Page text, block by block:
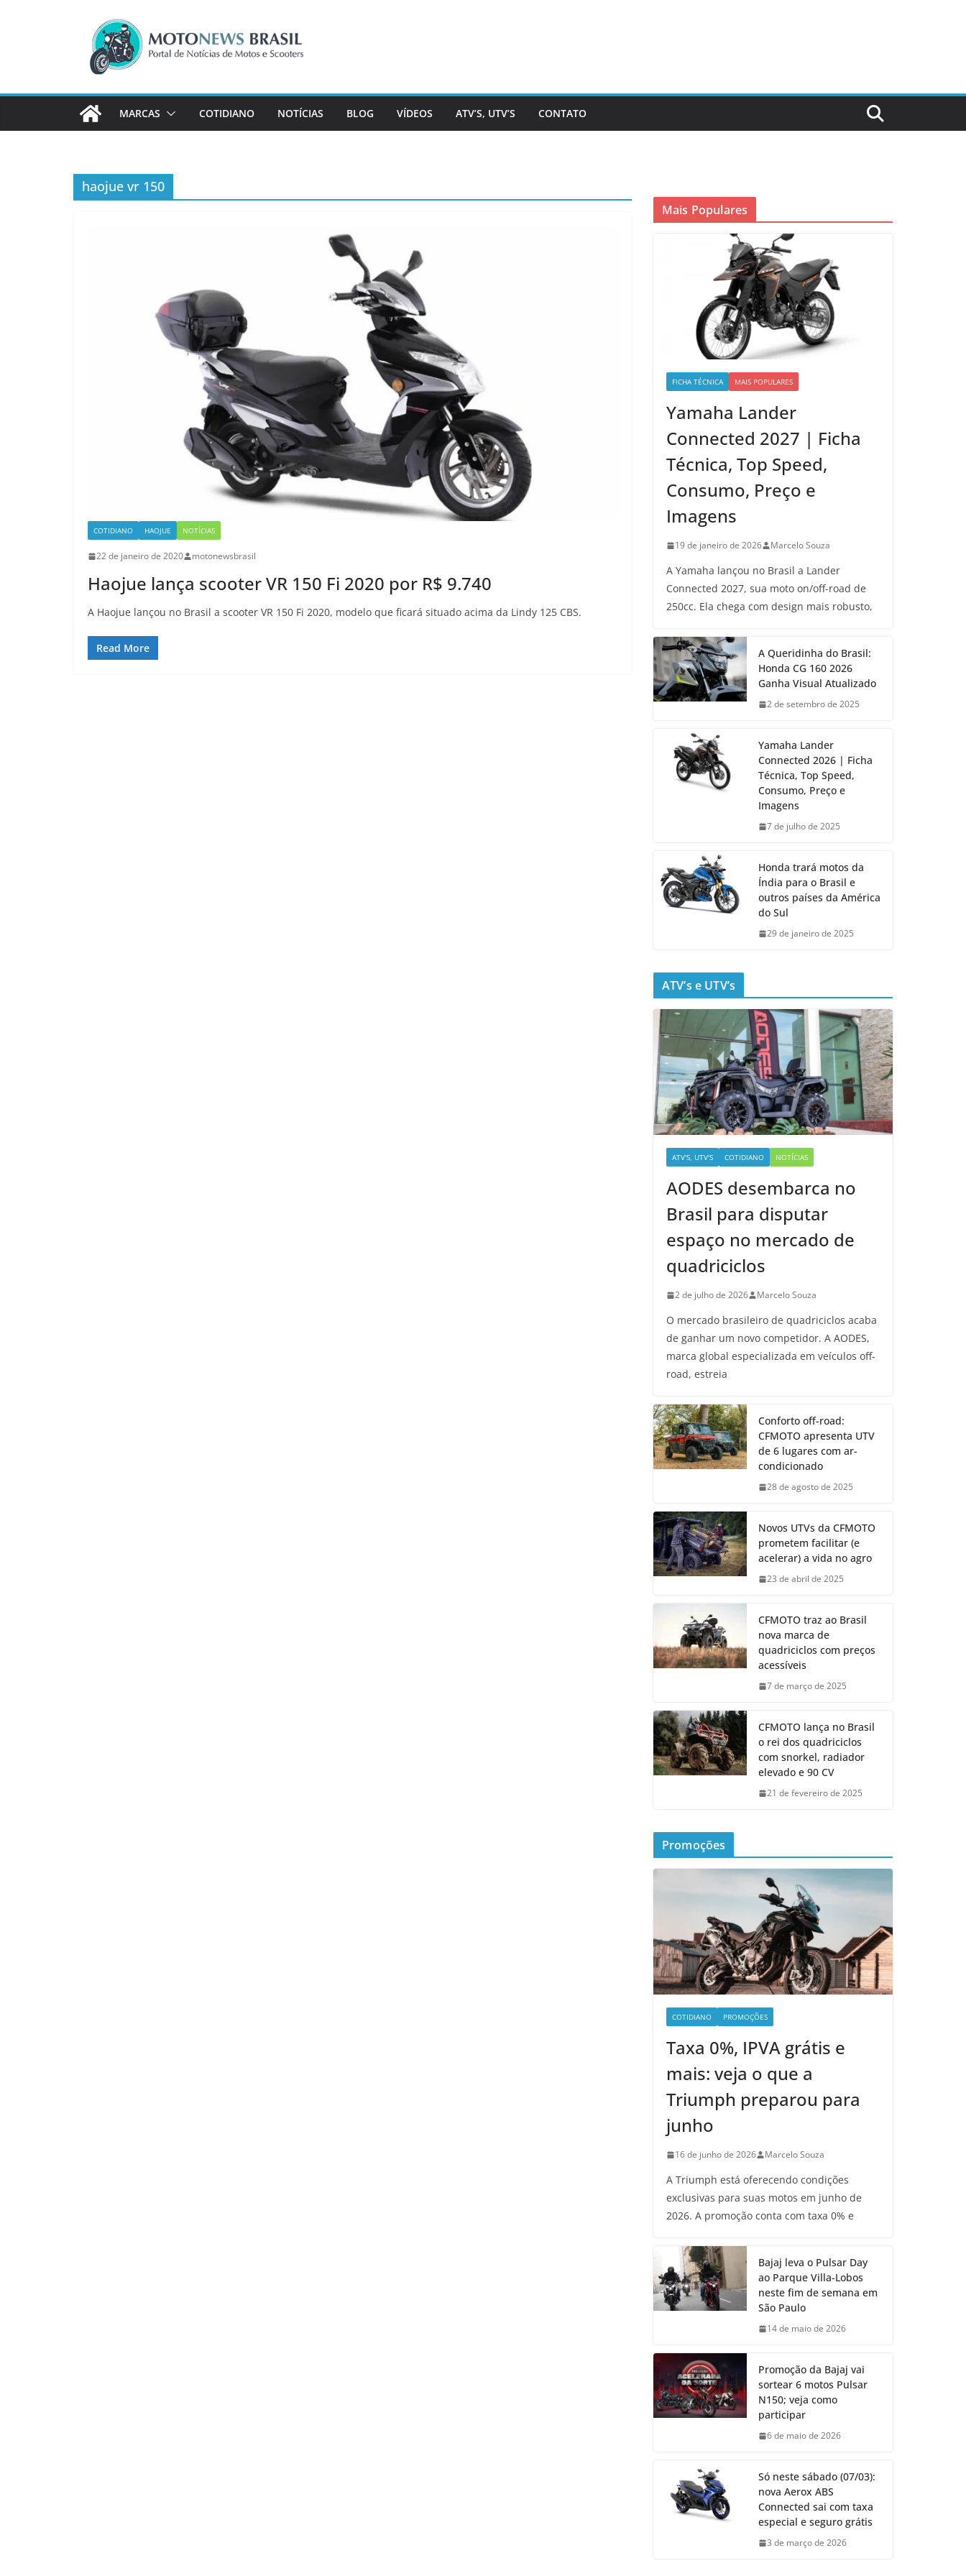
MARCAS COTIDIANO NOTÍCIAS BLOG VÍDEOS ATV’S, UTV’S CONTATO
haojue vr 150
COTIDIANO HAOJUE NOTÍCIAS
22 de janeiro de 2020 motonewsbrasil
Haojue lança scooter VR 150 Fi 2020 por R$ 9.740
A Haojue lançou no Brasil a scooter VR 150 Fi 2020, modelo que ficará situado acima da Lindy 125 CBS.
Read More
Mais Populares
FICHA TÉCNICA MAIS POPULARES
Yamaha Lander
Connected 2027 | Ficha
Técnica, Top Speed,
Consumo, Preço e
Imagens
19 de janeiro de 2026 Marcelo Souza
A Yamaha lançou no Brasil a Lander
Connected 2027, sua moto on/off-road de
250cc. Ela chega com design mais robusto,
A Queridinha do Brasil:
Honda CG 160 2026
Ganha Visual Atualizado
2 de setembro de 2025
Yamaha Lander
Connected 2026 | Ficha
Técnica, Top Speed,
Consumo, Preço e
Imagens
7 de julho de 2025
Honda trará motos da
Índia para o Brasil e
outros países da América
do Sul
29 de janeiro de 2025
ATV’s e UTV’s
ATV'S, UTV'S COTIDIANO NOTÍCIAS
AODES desembarca no
Brasil para disputar
espaço no mercado de
quadriciclos
2 de julho de 2026 Marcelo Souza
O mercado brasileiro de quadriciclos acaba
de ganhar um novo competidor. A AODES,
marca global especializada em veículos off-
road, estreia
Conforto off-road:
CFMOTO apresenta UTV
de 6 lugares com ar-
condicionado
28 de agosto de 2025
Novos UTVs da CFMOTO
prometem facilitar (e
acelerar) a vida no agro
23 de abril de 2025
CFMOTO traz ao Brasil
nova marca de
quadriciclos com preços
acessíveis
7 de março de 2025
CFMOTO lança no Brasil
o rei dos quadriciclos
com snorkel, radiador
elevado e 90 CV
21 de fevereiro de 2025
Promoções
COTIDIANO PROMOÇÕES
Taxa 0%, IPVA grátis e
mais: veja o que a
Triumph preparou para
junho
16 de junho de 2026 Marcelo Souza
A Triumph está oferecendo condições
exclusivas para suas motos em junho de
2026. A promoção conta com taxa 0% e
Bajaj leva o Pulsar Day
ao Parque Villa-Lobos
neste fim de semana em
São Paulo
14 de maio de 2026
Promoção da Bajaj vai
sortear 6 motos Pulsar
N150; veja como
participar
6 de maio de 2026
Só neste sábado (07/03):
nova Aerox ABS
Connected sai com taxa
especial e seguro grátis
3 de março de 2026